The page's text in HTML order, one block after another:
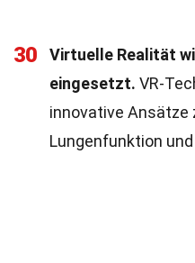
30
Virtuelle Realität
eingesetzt. VR-
innovative Ansätze
Lungenfunktion